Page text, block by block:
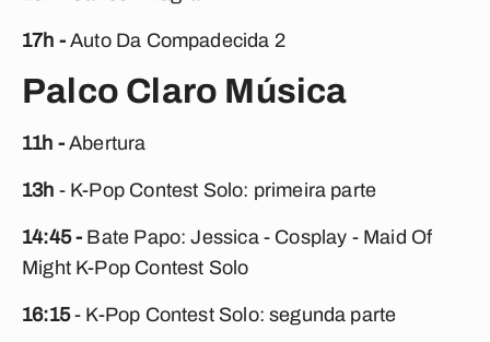
17h -Auto Da Compadecida 2
Palco Claro Música
11h -Abertura
13h - K-Pop Contest Solo: primeira parte
14:45 - Bate Papo: Jessica - Cosplay - Maid Of
Might K-Pop Contest Solo
16:15- K-Pop Contest Solo: segunda parte